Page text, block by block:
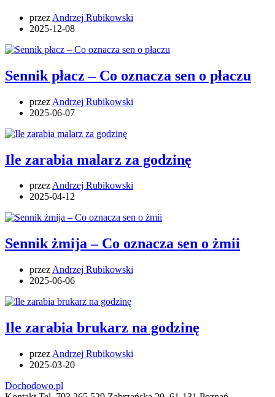
przez Andrzej Rubikowski
2025-12-08
Sennik płacz – Co oznacza sen o płaczu
przez Andrzej Rubikowski
2025-06-07
Ile zarabia malarz za godzinę
przezAndrzej Rubikowski
2025-04-12
Sennik żmija – Co oznacza sen o żmii
przez Andrzej Rubikowski
2025-06-06
Ile zarabia brukarz na godzinę
przez Andrzej Rubikowski
2025-03-20
Dochodowo.pl